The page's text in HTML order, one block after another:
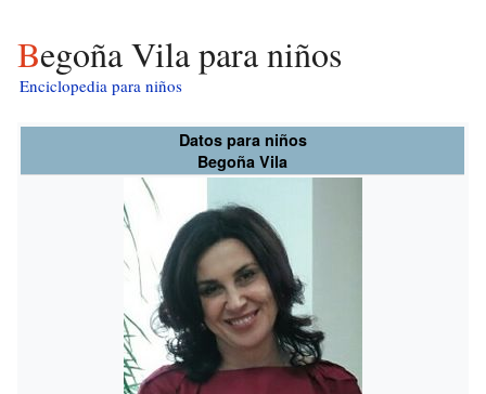
Begoña Vila para niños
Enciclopedia para niños
Datos para niños
Begoña Vila